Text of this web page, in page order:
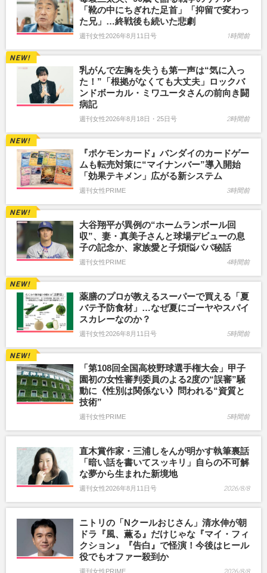
「靴の中にちぎれた足首」「抑留で変わっ
た兄」…終戦後も続いた悲劇
週刊女性2026年8月11日号 1時間前
乳がんで左胸を失うも第一声は“気に入っ
た！”「根拠がなくても大丈夫」ロックバ
ンドボーカル・ミワユータさんの前向き闘
病記
週刊女性2026年8月18日・25日号 2時間前
『ポケモンカード』バンダイのカードゲー
ムも転売対策に“マイナンバー”導入開始
「効果テキメン」広がる新システム
週刊女性PRIME 3時間前
大谷翔平が異例の“ホームランボール回
収”、妻・真美子さんと球場デビューの息
子の記念か、家族愛と子煩悩パパ秘話
週刊女性PRIME 4時間前
薬膳のプロが教えるスーパーで買える「夏
バテ予防食材」…なぜ夏にゴーヤやスパイ
スカレーなのか？
週刊女性2026年8月11日号 5時間前
「第108回全国高校野球選手権大会」甲子
園初の女性審判委員のよる2度の“誤審”騒
動に《性別は関係ない》問われる“資質と
技術”
週刊女性PRIME 5時間前
直木賞作家・三浦しをんが明かす執筆裏話
「暗い話を書いてスッキリ」自らの不可解
な夢から生まれた新境地
週刊女性2026年8月11日号 2026/8/8
ニトリの「Nクールおじさん」清水伸が朝
ドラ『風、薫る』だけじゃな『マイ・フィ
クション』『告白』で怪演！今後はヒール
役でもオファー殺到か
週刊女性PRIME 2026/8/8